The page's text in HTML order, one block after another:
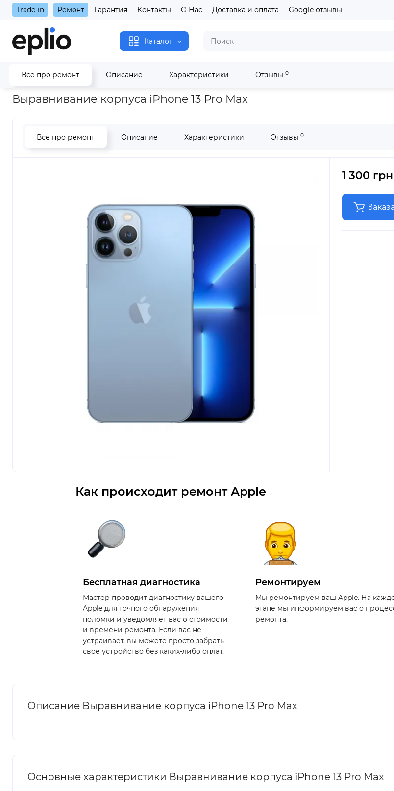
Trade-in Ремонт Гарантия Контакты О Нас Доставка и оплата Google отзывы
Каталог
Все про ремонт Описание Характеристики Отзывы 0
Главная Выравнивание корпуса iPhone 13 Pro Max
Выравнивание корпуса iPhone 13 Pro Max
Все про ремонт Описание Характеристики Отзывы 0
1 300 грн
Как происходит ремонт Apple
Бесплатная диагностика
Мастер проводит диагностику вашего
Apple для точного обнаружения
поломки и уведомляет вас о стоимости
и времени ремонта. Если вас не
устраивает, вы можете просто забрать
свое устройство без каких-либо оплат.
Ремонтируем
Мы ремонтируем ваш Apple. На
этапе мы информируем вас о
ремонта.
Описание Выравнивание корпуса iPhone 13 Pro Max
Основные характеристики Выравнивание корпуса iPhone 13 Pro Max